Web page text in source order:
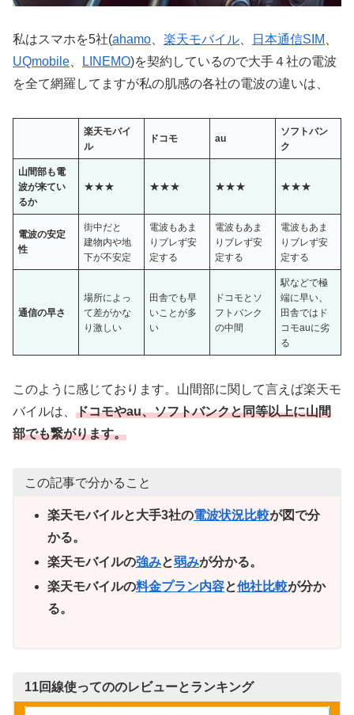
私はスマホを5社(ahamo、 楽天モバイル、 日本通信SIM 、
UQmobile、 LINEMO)を契約しているので大手４社の電波
を全て網羅してますが私の肌感の各社の電波の違いは、
楽天モバイ
ル
ドコモ au
ソフトバン
ク
山間部も電
波が来てい
るか
★★★ ★★★ ★★★ ★★★
電波の安定
性
街中だと
建物内や地
下が不安定
電波もあま
りブレず安
定する
電波もあま
りブレず安
定する
電波もあま
りブレず安
定する
通信の早さ
場所によっ
て差がかな
り激しい
田舎でも早
いことが多
い
ドコモとソ
フトバンク
の中間
駅などで極
端に早い、
田舎ではド
コモauに劣
る
このように感じております。山間部に関して言えば楽天モ
バイルは、 ドコモやau、ソフトバンクと同等以上に山間
部でも繋がります。
この記事で分かること
楽天モバイルと大手3社の電波状況比較が図で分
かる。
楽天モバイルの強みと弱みが分かる。
楽天モバイルの料金プラン内容と他社比較が分か
る。
11回線使ってののレビューとランキング